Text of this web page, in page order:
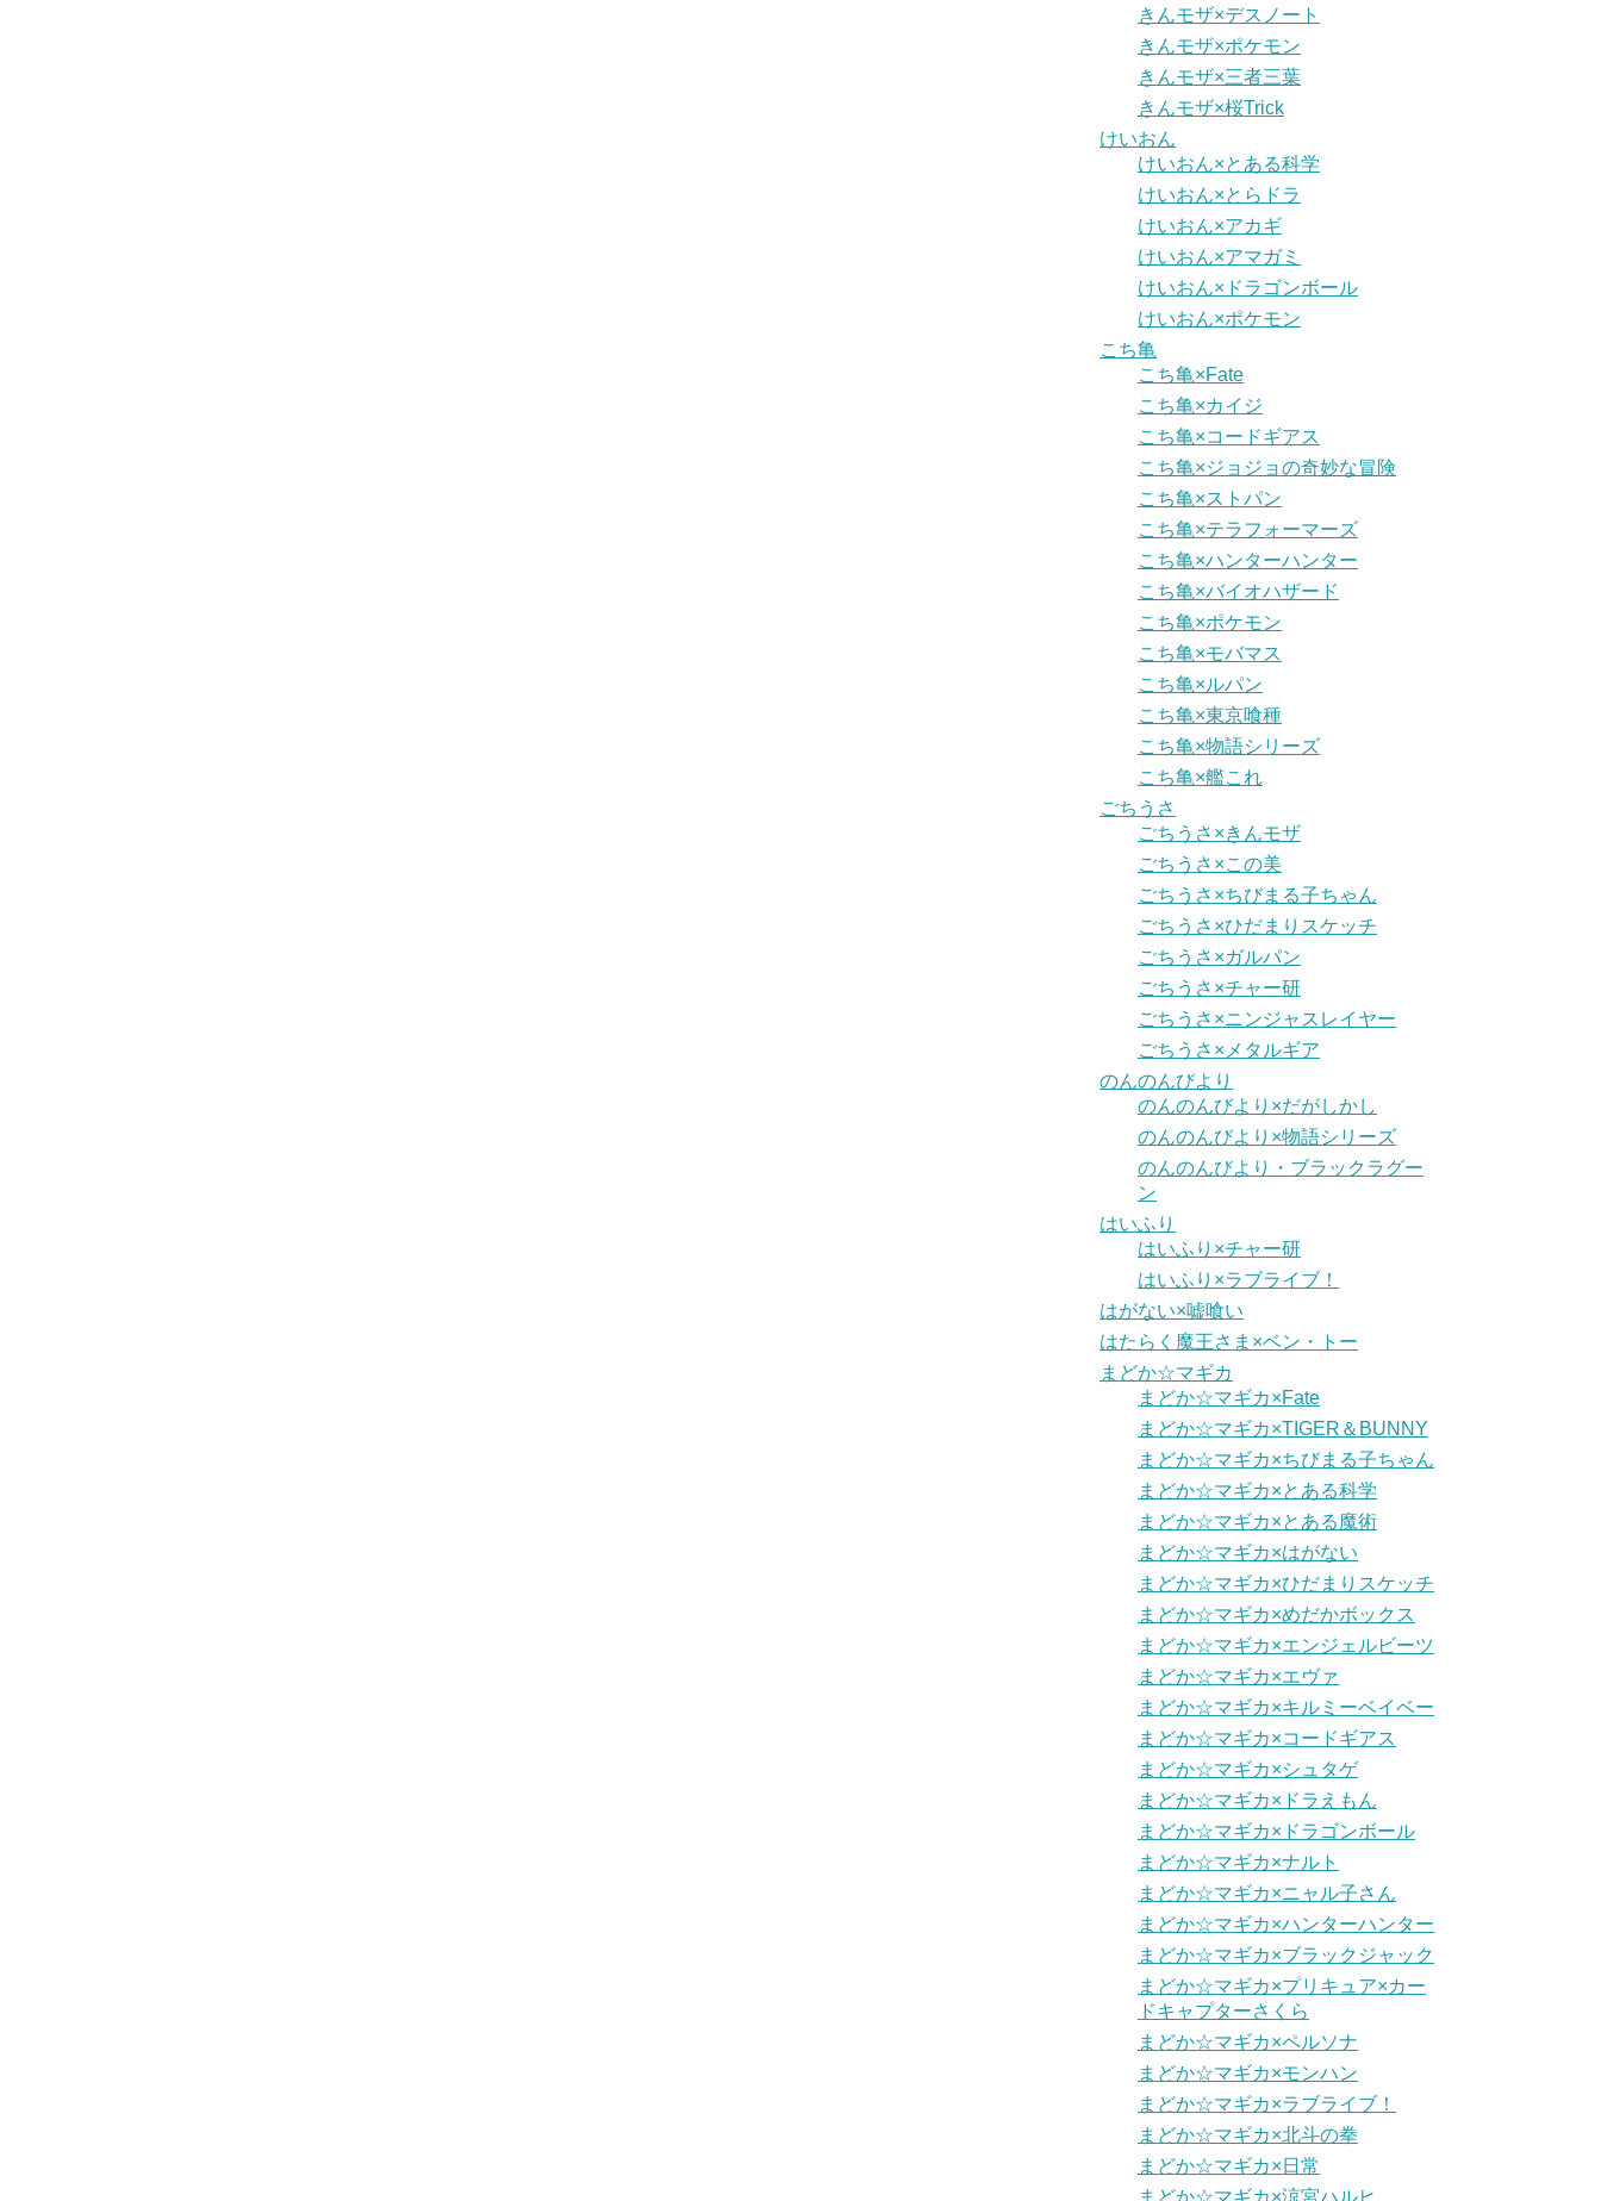
きんモザ×デスノート
きんモザ×ポケモン
きんモザ×三者三葉
きんモザ×桜Trick
けいおん
けいおん×とある科学
けいおん×とらドラ
けいおん×アカギ
けいおん×アマガミ
けいおん×ドラゴンボール
けいおん×ポケモン
こち亀
こち亀×Fate
こち亀×カイジ
こち亀×コードギアス
こち亀×ジョジョの奇妙な冒険
こち亀×ストパン
こち亀×テラフォーマーズ
こち亀×ハンターハンター
こち亀×バイオハザード
こち亀×ポケモン
こち亀×モバマス
こち亀×ルパン
こち亀×東京喰種
こち亀×物語シリーズ
こち亀×艦これ
ごちうさ
ごちうさ×きんモザ
ごちうさ×この美
ごちうさ×ちびまる子ちゃん
ごちうさ×ひだまりスケッチ
ごちうさ×ガルパン
ごちうさ×チャー研
ごちうさ×ニンジャスレイヤー
ごちうさ×メタルギア
のんのんびより
のんのんびより×だがしかし
のんのんびより×物語シリーズ
のんのんびより・ブラックラグー
ン
はいふり
はいふり×チャー研
はいふり×ラブライブ！
はがない×嘘喰い
はたらく魔王さま×ベン・トー
まどか☆マギカ
まどか☆マギカ×Fate
まどか☆マギカ×TIGER＆BUNNY
まどか☆マギカ×ちびまる子ちゃん
まどか☆マギカ×とある科学
まどか☆マギカ×とある魔術
まどか☆マギカ×はがない
まどか☆マギカ×ひだまりスケッチ
まどか☆マギカ×めだかボックス
まどか☆マギカ×エンジェルビーツ
まどか☆マギカ×エヴァ
まどか☆マギカ×キルミーベイベー
まどか☆マギカ×コードギアス
まどか☆マギカ×シュタゲ
まどか☆マギカ×ドラえもん
まどか☆マギカ×ドラゴンボール
まどか☆マギカ×ナルト
まどか☆マギカ×ニャル子さん
まどか☆マギカ×ハンターハンター
まどか☆マギカ×ブラックジャック
まどか☆マギカ×プリキュア×カー
ドキャプターさくら
まどか☆マギカ×ペルソナ
まどか☆マギカ×モンハン
まどか☆マギカ×ラブライブ！
まどか☆マギカ×北斗の拳
まどか☆マギカ×日常
まどか☆マギカ×涼宮ハルヒ